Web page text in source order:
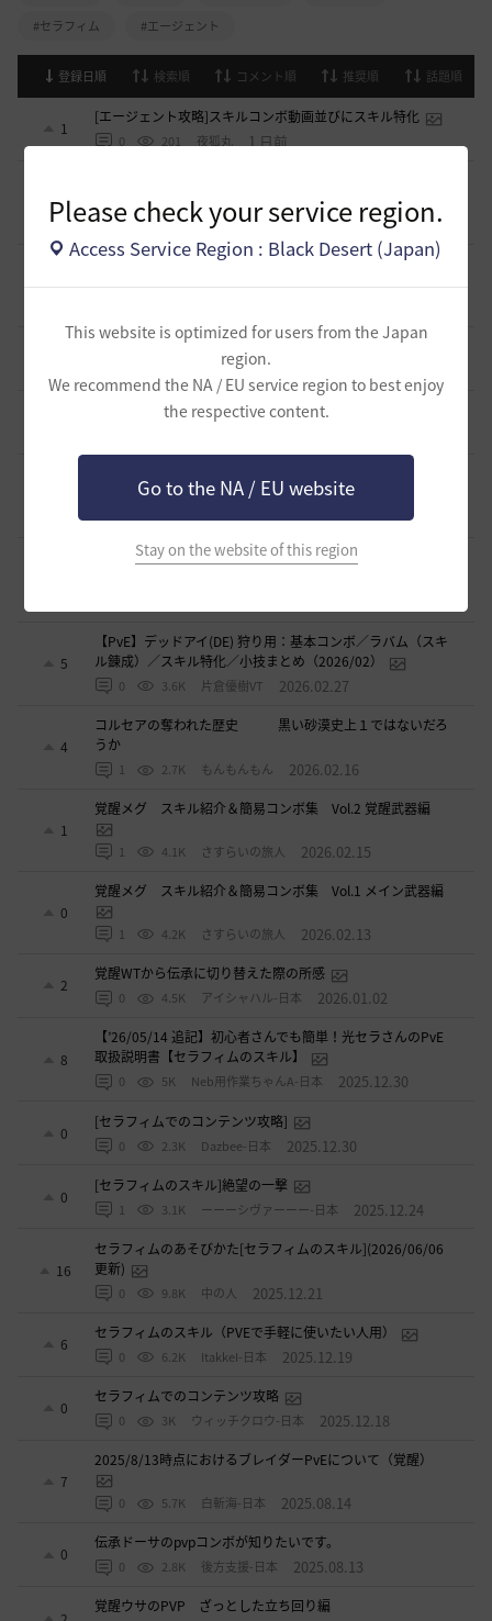
Please check your service region.
Access Service Region : Black Desert (Japan)
This website is optimized for users from the Japan
region.
We recommend the NA / EU service region to best enjoy
the respective content.
Go to the NA / EU website
Stay on the website of this region
#セラフィム
#エージェント
登録日順 検索順 コメント順 推奨順 話題順
1
[エージェント攻略]スキルコンボ動画並びにスキル特化
0 201 夜狐丸 1 日前
2
0 194 まそん 1 日前
0
暫定最終版エージェント(AG)PvE簡易ガイド(08/02改稿)
初心者・楽したい人向け覚醒セージのPvEスキル回し
バ一バリアン-日本
闇セラフィムのPVP関係
ル錬成）／スキル特化／小技まとめ（2026/03）
0 4.3K 片倉優樹VT 2026.03.31
【PvE】伝承ウィッチ無限コンボの引用【覚醒ウィッチ/伝承
5
【PvE】デッドアイ(DE) 狩り用：基本コンボ／ラバム（スキ
ル錬成）／スキル特化／小技まとめ（2026/02）
0 3.6K 片倉優樹VT 2026.02.27
4
コルセアの奪われた歴史 黒い砂漠史上１ではないだろ
うか
1 2.7K もんもんもん 2026.02.16
1
覚醒メグ スキル紹介＆簡易コンボ集 Vol.2 覚醒武器編
1 4.1K さすらいの旅人 2026.02.15
0
覚醒メグ スキル紹介＆簡易コンボ集 Vol.1 メイン武器編
1 4.2K さすらいの旅人 2026.02.13
2
覚醒WTから伝承に切り替えた際の所感
0 4.5K アイシャハル-日本 2026.01.02
8
【’26/05/14 追記】初心者さんでも簡単！光セラさんのPvE
取扱説明書【セラフィムのスキル】
0 5K Neb用作業ちゃんA-日本 2025.12.30
0
[セラフィムでのコンテンツ攻略]
0 2.3K Dazbee-日本 2025.12.30
0
[セラフィムのスキル]絶望の一撃
1 3.1K ーーーシヴァーーー-日本 2025.12.24
16
セラフィムのあそびかた[セラフィムのスキル](2026/06/06
更新)
0 9.8K 中の人 2025.12.21
6
セラフィムのスキル（PVEで手軽に使いたい人用）
0 6.2K ItakkeI-日本 2025.12.19
0
セラフィムでのコンテンツ攻略
0 3K ウィッチクロウ-日本 2025.12.18
7
2025/8/13時点におけるブレイダーPvEについて（覚醒）
0 5.7K 白斬海-日本 2025.08.14
0
伝承ドーサのpvpコンボが知りたいです。
0 2.8K 後方支援-日本 2025.08.13
覚醒ウサのPVP ざっとした立ち回り編